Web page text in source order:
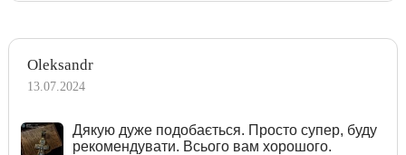
Oleksandr
13.07.2024
Дякую дуже подобається. Просто супер, буду
рекомендувати. Всього вам хорошого.